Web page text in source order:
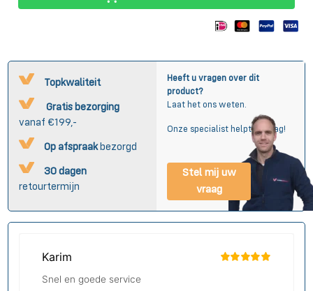
Topkwaliteit
Gratis bezorging
vanaf €199,-
Op afspraak bezorgd
30 dagen
retourtermijn
Heeft u vragen over dit
product?
Laat het ons weten.
Onze specialist helpt u graag!
Stel mij uw
vraag